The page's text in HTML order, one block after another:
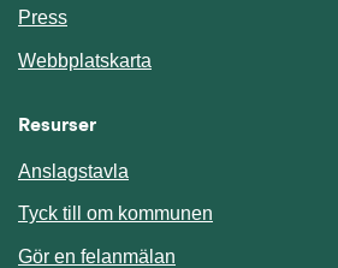
Press
Webbplatskarta
Resurser
Anslagstavla
Tyck till om kommunen
Gör en felanmälan